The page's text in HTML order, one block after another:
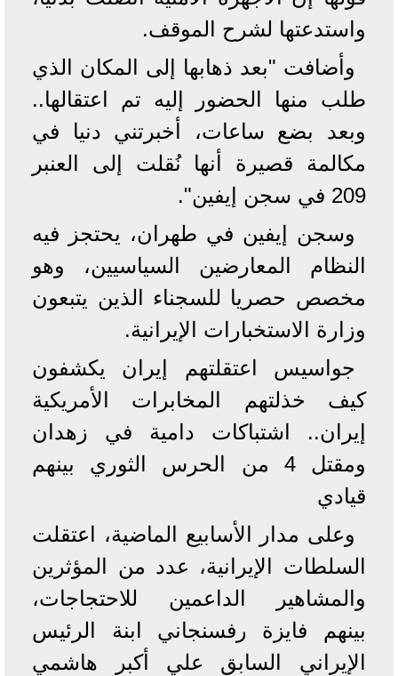
واستدعتها لشرح الموقف.
وأضافت "بعد ذهابها إلى المكان الذي
طلب منها الحضور إليه تم اعتقالها..
وبعد بضع ساعات، أخبرتني دنيا في
مكالمة قصيرة أنها نُقلت إلى العنبر
209 في سجن إيفين".
وسجن إيفين في طهران، يحتجز فيه
النظام المعارضين السياسيين، وهو
مخصص حصريا للسجناء الذين يتبعون
وزارة الاستخبارات الإيرانية.
جواسيس اعتقلتهم إيران يكشفون
كيف خذلتهم المخابرات الأمريكية
إيران.. اشتباكات دامية في زهدان
ومقتل 4 من الحرس الثوري بينهم
قيادي
وعلى مدار الأسابيع الماضية، اعتقلت
السلطات الإيرانية، عدد من المؤثرين
والمشاهير الداعمين للاحتجاجات،
بينهم فايزة رفسنجاني ابنة الرئيس
الإيراني السابق علي أكبر هاشمي